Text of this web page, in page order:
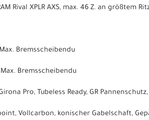
Rival XPLR AXS, max. 46 Z. an größtem
Bremsscheibendu
Bremsscheibendu
Pro, Tubeless Ready, GR
Vollcarbon, konischer Gabelschaft,